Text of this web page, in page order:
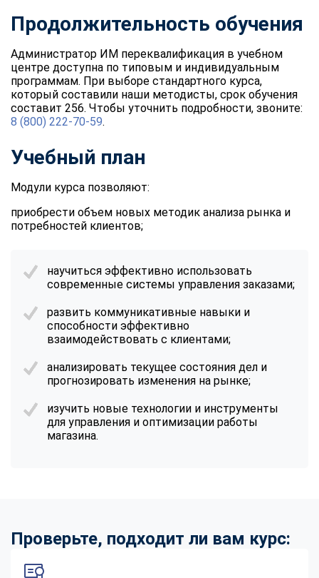
Продолжительность обучения
Администратор ИМ переквалификация в учебном
центре доступна по типовым и индивидуальным
программам. При выборе стандартного курса,
который составили наши методисты, срок обучения
составит 256. Чтобы уточнить подробности, звоните:
8 (800) 222-70-59.
Учебный план
Модули курса позволяют:
приобрести объем новых методик анализа рынка и
потребностей клиентов;
научиться эффективно использовать
современные системы управления заказами;
развить коммуникативные навыки и
способности эффективно
взаимодействовать с клиентами;
анализировать текущее состояния дел и
прогнозировать изменения на рынке;
изучить новые технологии и инструменты
для управления и оптимизации работы
магазина.
Проверьте, подходит ли вам курс: